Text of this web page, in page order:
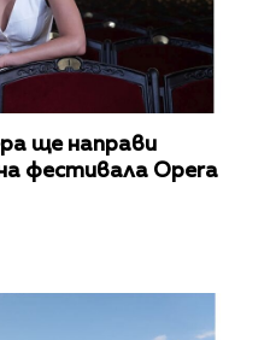
ще направи
фестивала Opera